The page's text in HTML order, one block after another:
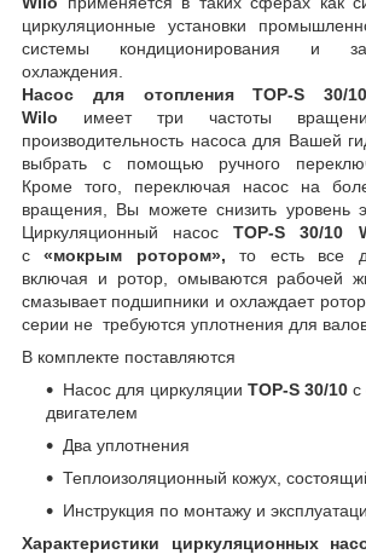
циркуляционные установки
системы кондиционирования и
охлаждения.
Насос для отопления TOP-S 30/
Wilo имеет три частоты
производительность насоса для Вашей
выбрать с помощью ручного
Кроме того, переключая насос на
вращения, Вы можете снизить уровень
Циркуляционный насосTOP-S 30/10
с«мокрым ротором», то есть все
включая и ротор, омываются рабочей
смазывает подшипники и охлаждает
серии не требуются уплотнения для
В комплекте поставляются
Насос для циркуляции TOP-S 30/10 с
двигателем
Два уплотнения
Теплоизоляционный кожух,
Инструкция по монтажу и
Характеристики циркуляционных